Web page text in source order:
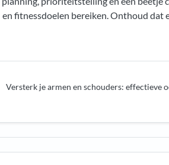
fitnessdoelen bereiken. Onthoud dat
Versterk je armen en schouders: effectieve